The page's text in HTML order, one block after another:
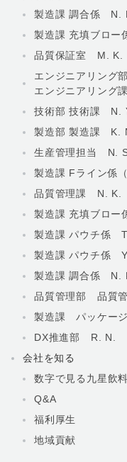
製造課 調合係 N.
製造課 充填ブロー
品質保証室 M. K.
エンジニアリング部
エンジニアリング
技術部 技術課 N.
製造部 製造課 K.
生産管理担当 N.
製造課 Fライン係
品質管理課 N. K.
製造課 充填ブロー
製造課 パウチ係
製造課 パウチ係
製造課 調合係 N.
品質管理部 品質
製造課 パッケー
DX推進部 R. N.
会社を知る
数字で見る九星飲
Q&A
福利厚生
地域貢献